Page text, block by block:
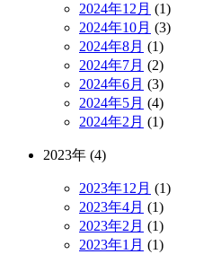
2024年12月 (1)
2024年10月 (3)
2024年8月 (1)
2024年7月 (2)
2024年6月 (3)
2024年5月 (4)
2024年2月 (1)
2023年 (4)
2023年12月 (1)
2023年4月 (1)
2023年2月 (1)
2023年1月 (1)